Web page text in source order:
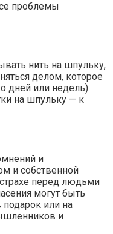
проблемы
нить на шпульку,
делом, которое
дней или недель).
на шпульку — к
и
и собственной
перед людьми
могут быть
или на
и